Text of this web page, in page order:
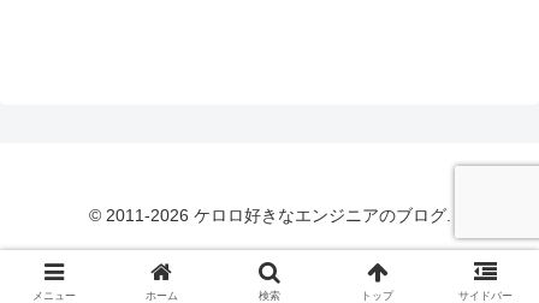
© 2011-2026 ケロロ好きなエンジニアのブログ.
メニュー ホーム 検索 トップ サイドバー